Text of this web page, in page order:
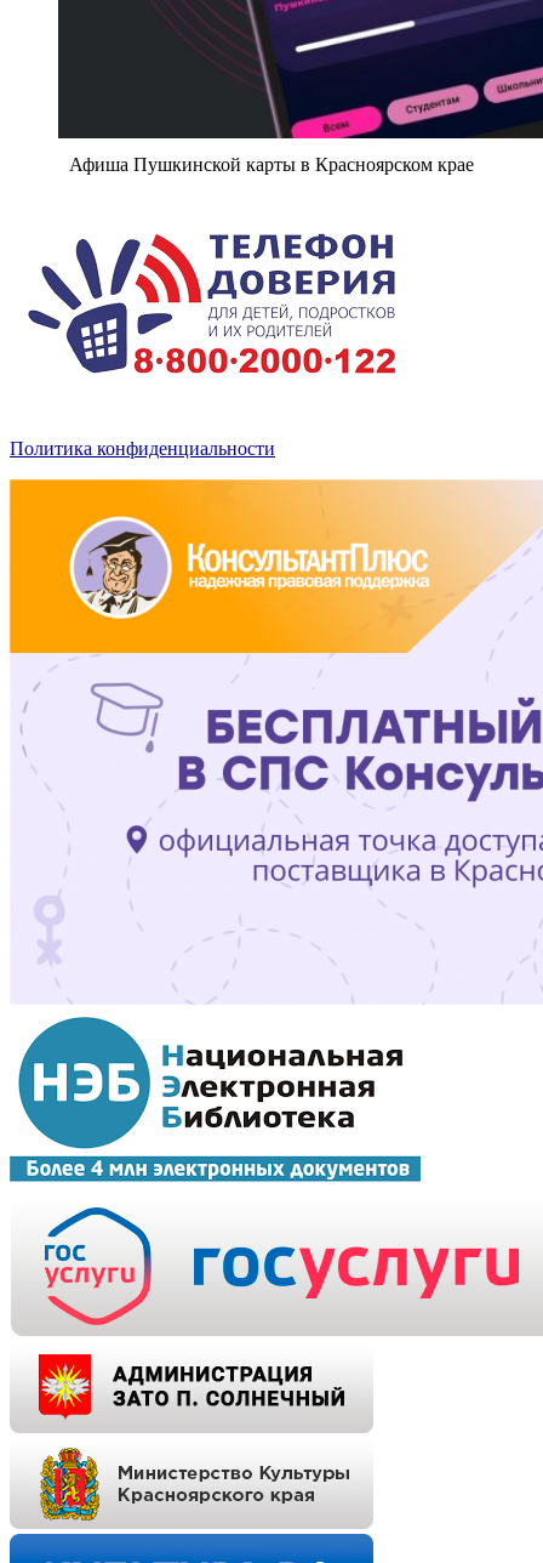
Афиша Пушкинской карты в Красноярском крае
Политика конфиденциальности